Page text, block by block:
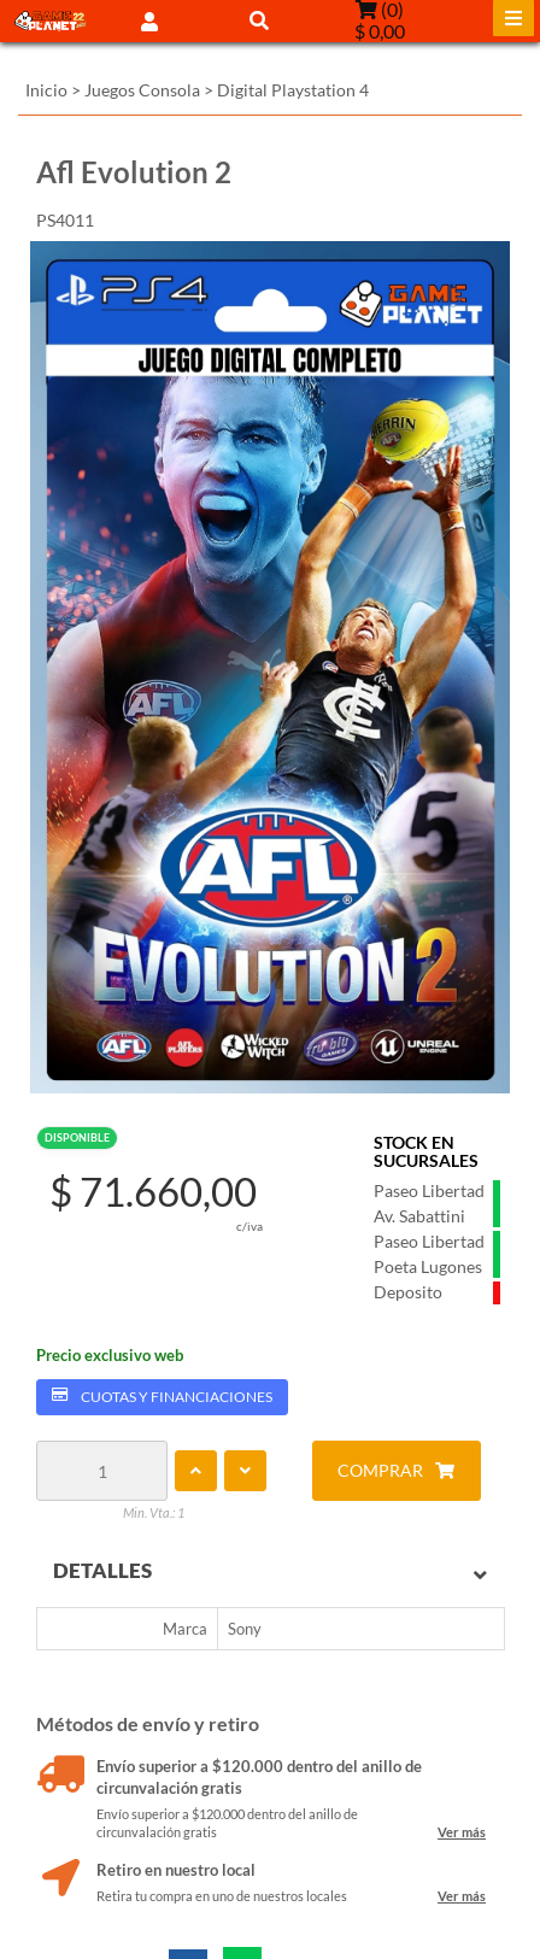
(0)
$ 0,00
Inicio > Juegos Consola > Digital Playstation 4
Afl Evolution 2
PS4011
DISPONIBLE
STOCK EN
SUCURSALES
Paseo Libertad
Av. Sabattini
Paseo Libertad
Poeta Lugones
Deposito
$ 71.660,00
c/iva
Precio exclusivo web
CUOTAS Y FINANCIACIONES
Min. Vta.: 1
COMPRAR
DETALLES
Marca Sony
Métodos de envío y retiro
Envío superior a $120.000 dentro del anillo de
circunvalación gratis
Envío superior a $120.000 dentro del anillo de
circunvalación gratis
Ver más
Retiro en nuestro local
Retira tu compra en uno de nuestros locales Ver más